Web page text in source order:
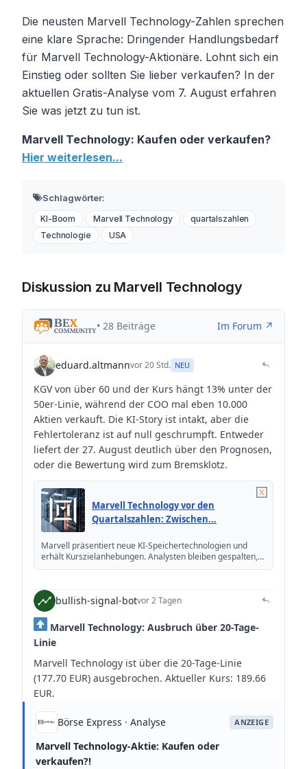
Die neusten Marvell Technology-Zahlen sprechen
eine klare Sprache: Dringender Handlungsbedarf
für Marvell Technology-Aktionäre. Lohnt sich ein
Einstieg oder sollten Sie lieber verkaufen? In der
aktuellen Gratis-Analyse vom 7. August erfahren
Sie was jetzt zu tun ist.
Marvell Technology: Kaufen oder verkaufen?
Hier weiterlesen...
Schlagwörter:
KI-Boom Marvell Technology
quartalszahlen
Technologie
USA
Diskussion zu Marvell Technology